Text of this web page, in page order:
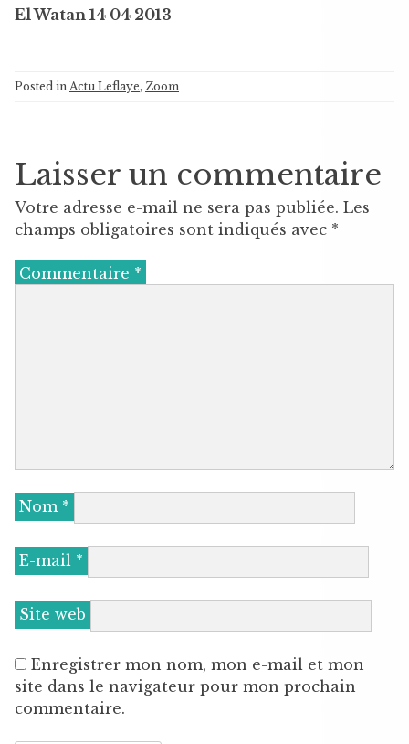
El Watan 14 04 2013
Posted in Actu Leflaye, Zoom
Laisser un commentaire
Votre adresse e-mail ne sera pas publiée. Les
champs obligatoires sont indiqués avec *
Commentaire *
Nom *
E-mail *
Site web
Enregistrer mon nom, mon e-mail et mon
site dans le navigateur pour mon prochain
commentaire.